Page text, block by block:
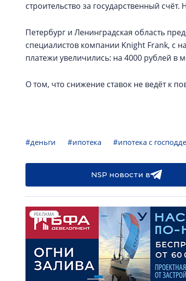
строительство за государственный
Петербург и Ленинградская область
специалистов компании Knight Frank, с
платежи увеличились: на 4000 рублей в
О том, что снижение ставок не ведёт к
#деньги #ипотека #ипотека с
NSP новости в
РЕКЛАМА